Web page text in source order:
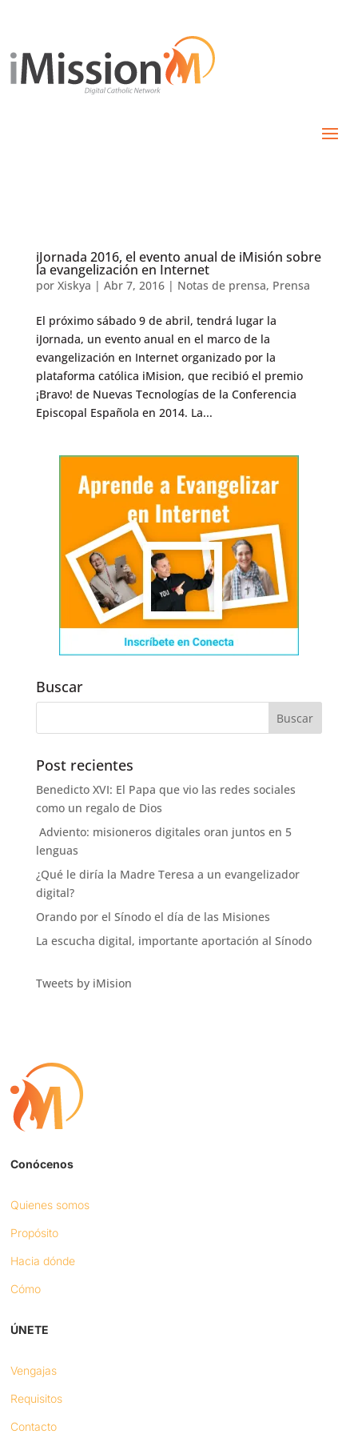
iJornada 2016, el evento anual de iMisión sobre
la evangelización en Internet
por Xiskya | Abr 7, 2016| Notas de prensa, Prensa
El próximo sábado 9 de abril, tendrá lugar la
iJornada, un evento anual en el marco de la
evangelización en Internet organizado por la
plataforma católica iMision, que recibió el premio
¡Bravo! de Nuevas Tecnologías de la Conferencia
Episcopal Española en 2014. La...
Buscar
Post recientes
Benedicto XVI: El Papa que vio las redes sociales
como un regalo de Dios
Adviento: misioneros digitales oran juntos en 5
lenguas
¿Qué le diría la Madre Teresa a un evangelizador
digital?
Orando por el Sínodo el día de las Misiones
La escucha digital, importante aportación al Sínodo
Tweets by iMision
Conócenos
Quienes somos
Propósito
Hacia dónde
Cómo
ÚNETE
Vengajas
Requisitos
Contacto